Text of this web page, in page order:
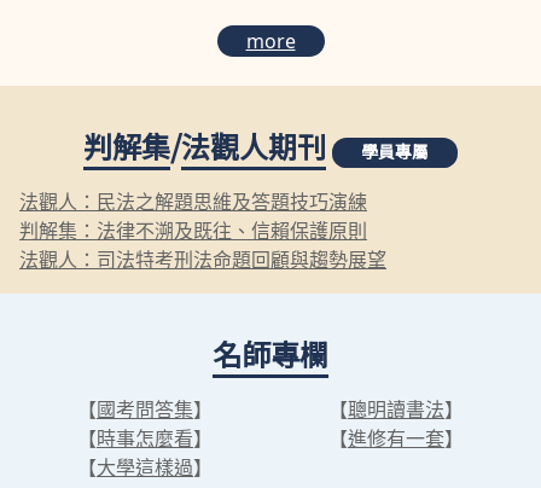
more
判解集/法觀人期刊 學員專屬
法觀人：民法之解題思維及答題技巧演練
判解集：法律不溯及既往、信賴保護原則
法觀人：司法特考刑法命題回顧與趨勢展望
名師專欄
【國考問答集】 【聰明讀書法】
【時事怎麼看】 【進修有一套】
【大學這樣過】